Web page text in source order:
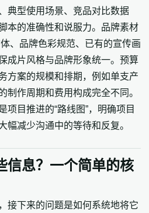
典型使用场景、竞品对比数据
本的准确性和说服力。品牌素材
、品牌色彩规范、已有的宣传画
成片风格与品牌形象统一。预算
方案的规模和排期，例如单支产
制作周期和费用构成完全不同。
项目推进的“路线图”，明确项目
幅减少沟通中的等待和反复。
信息？一个简单的核
接下来的问题是如何系统地将它